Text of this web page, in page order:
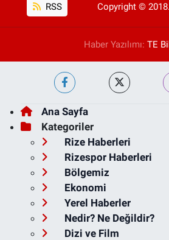
RSS Copyright © 2018.
Haber Yazılımı: TE
Ana Sayfa
Kategoriler
Rize Haberleri
Rizespor Haberleri
Bölgemiz
Ekonomi
Yerel Haberler
Nedir? Ne Değildir?
Dizi ve Film